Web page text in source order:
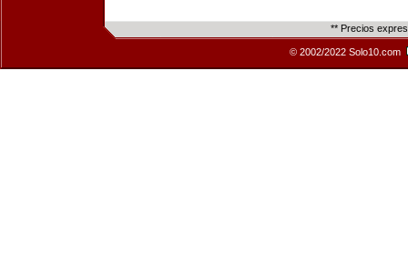
** Precios
© 2002/2022 Solo10.com